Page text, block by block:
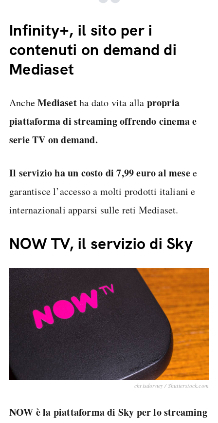
Infinity+, il sito per i
contenuti on demand di
Mediaset
AncheMediasetha dato vita alla propria
piattaforma di streaming offrendo cinema e
serie TV on demand.
Il servizio ha un costo di 7,99 euro al mesee
garantisce l’accesso a molti prodotti italiani e
internazionali apparsi sulle reti Mediaset.
NOW TV, il servizio di Sky
chrisdorney / Shutterstock.com
NOW è la piattaforma di Sky per lo streaming